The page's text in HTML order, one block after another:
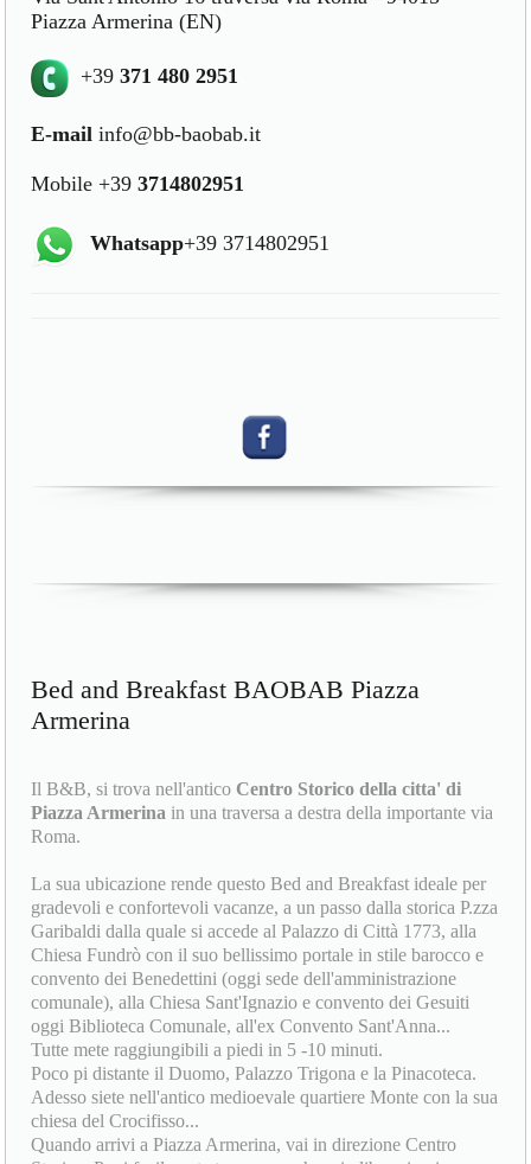
Piazza Armerina (EN)
+39371 480 2951
E-mail info@bb-baobab.it
Mobile +393714802951
Whatsapp+39 3714802951
Bed and Breakfast BAOBAB Piazza
Armerina
Il B&B, si trova nell'antico Centro Storico della citta' di
Piazza Armerina in una traversa a destra della importante via
Roma.
La sua ubicazione rende questo Bed and Breakfast ideale per
gradevoli e confortevoli vacanze, a un passo dalla storica P.zza
Garibaldi dalla quale si accede al Palazzo di Città 1773, alla
Chiesa Fundrò con il suo bellissimo portale in stile barocco e
convento dei Benedettini (oggi sede dell'amministrazione
comunale), alla Chiesa Sant'Ignazio e convento dei Gesuiti
oggi Biblioteca Comunale, all'ex Convento Sant'Anna...
Tutte mete raggiungibili a piedi in 5 -10 minuti.
Poco pi distante il Duomo, Palazzo Trigona e la Pinacoteca.
Adesso siete nell'antico medioevale quartiere Monte con la sua
chiesa del Crocifisso...
Quando arrivi a Piazza Armerina, vai in direzione Centro